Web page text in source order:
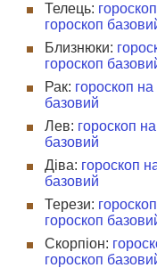
Телець:
гороскоп
Близнюки:
гороскоп
Рак: гороскоп на
базовий
Лев: гороскоп
базовий
Діва: гороскоп
базовий
Терези:
гороскоп
Скорпіон:
гороскоп